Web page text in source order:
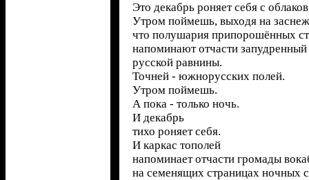
Это декабрь роняет себя с
Утром поймешь, выходя на
что полушария припорошённых
напоминают отчасти запудренный
русской равнины.
Точней - южнорусских полей.
Утром поймешь.
А пока - только ночь.
И декабрь
тихо роняет себя.
И каркас тополей
напоминает отчасти громады
на семенящих страницах ночных